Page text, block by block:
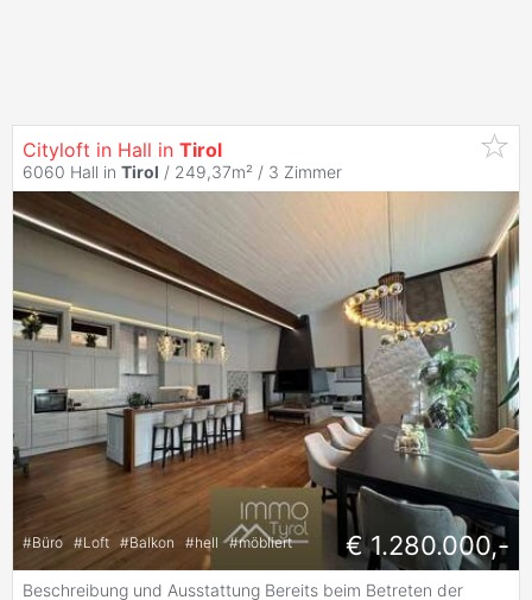
Cityloft in Hall in Tirol
6060 Hall in Tirol / 249,37m² / 3 Zimmer
#Büro #Loft #Balkon #hell #möbliert € 1.280.000,-
Beschreibung und Ausstattung Bereits beim Betreten der